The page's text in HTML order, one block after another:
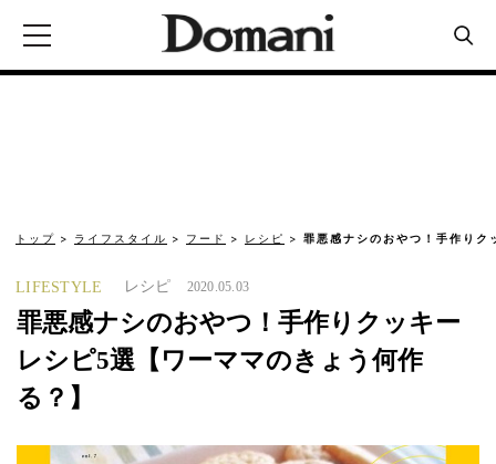
トップ ライフスタイル フード レシピ 罪悪感ナシのおやつ！手作り
LIFESTYLE レシピ 2020.05.03
罪悪感ナシのおやつ！手作りクッキー
レシピ5選【ワーママのきょう何作
る？】